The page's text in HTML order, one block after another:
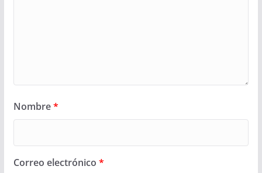
Nombre*
Correo electrónico *